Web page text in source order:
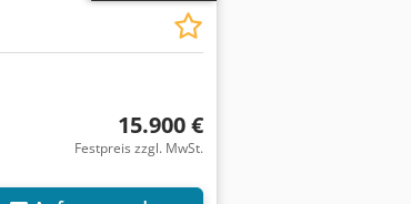
15.900 €
Festpreis zzgl. MwSt.